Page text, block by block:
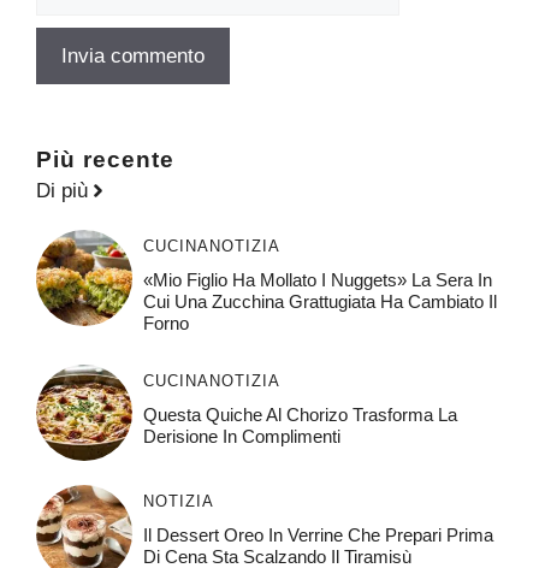
Più recente
Di più
CUCINANOTIZIA
«Mio Figlio Ha Mollato I Nuggets» La Sera In
Cui Una Zucchina Grattugiata Ha Cambiato Il
Forno
CUCINANOTIZIA
Questa Quiche Al Chorizo ​​trasforma La
Derisione In Complimenti
NOTIZIA
Il Dessert Oreo In Verrine Che Prepari Prima
Di Cena Sta Scalzando Il Tiramisù